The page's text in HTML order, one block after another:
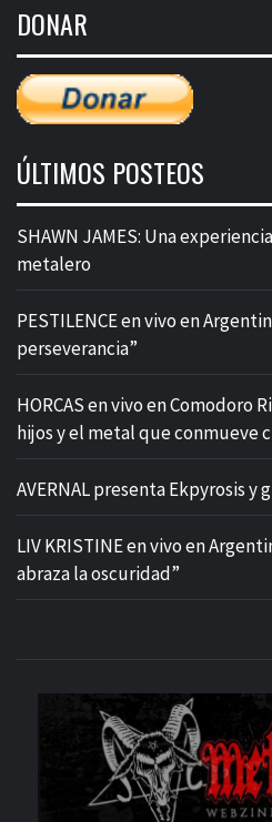
entradas
DONAR
ÚLTIMOS POSTEOS
SHAWN JAMES: Una
metalero
PESTILENCE en vivo en
perseverancia”
HORCAS en vivo en Comodoro
hijos y el metal que conmueve
AVERNAL presenta Ekpyrosis y
LIV KRISTINE en vivo en
abraza la oscuridad”